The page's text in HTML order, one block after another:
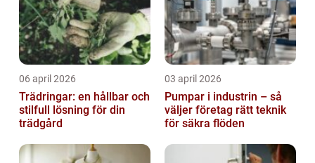
06 april 2026
Trädringar: en hållbar och
stilfull lösning för din
trädgård
03 april 2026
Pumpar i industrin – så
väljer företag rätt teknik
för säkra flöden